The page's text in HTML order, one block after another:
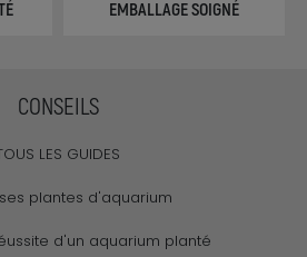
EMBALLAGE SOIGNÉ
CONSEILS
LES GUIDES
plantes d'aquarium
d'un aquarium planté